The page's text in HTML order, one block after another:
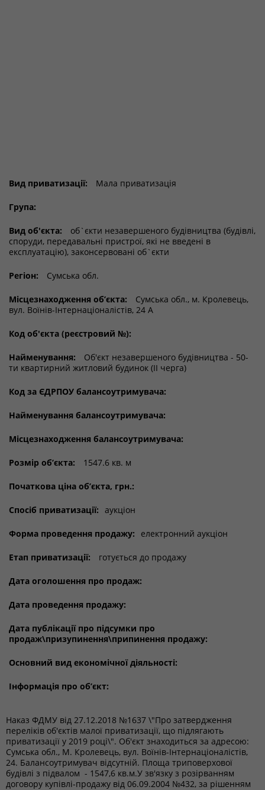
Вид приватизації: Мала приватизація
Група:
Вид об'єкта:
об`єкти незавершеного будівництва (будівлі,
споруди, передавальні пристрої, які не введені в
експлуатацію), законсервовані об`єкти
Регіон: Сумська обл.
Місцезнаходження об’єкта:
Сумська обл., м. Кролевець,
вул. Воїнів-Інтернаціоналістів, 24 А
Код об'єкта (реєстровий №):
Найменування:
Об'єкт незавершеного будівництва - 50-
ти квартирний житловий будинок (ІІ черга)
Код за ЄДРПОУ балансоутримувача:
Найменування балансоутримувача:
Місцезнаходження балансоутримувача:
Розмір об’єкта: 1547.6 кв. м
Початкова ціна об’єкта, грн.:
Спосіб приватизації: аукціон
Форма проведення продажу: електронний аукціон
Етап приватизації: готується до продажу
Дата оголошення про продаж:
Дата проведення продажу:
Дата публікації про підсумки про
продаж\призупинення\припинення продажу:
Основний вид економічної діяльності:
Інформація про об’єкт:
Наказ ФДМУ від 27.12.2018 №1637 \"Про затвердження
переліків об'єктів малої приватизації, що підлягають
приватизації у 2019 році\". Об'єкт знаходиться за адресою:
Сумська обл., М. Кролевець, вул. Воїнів-Інтернаціоналістів,
24. Балансоутримувач відсутній. Площа триповерхової
будівлі з підвалом - 1547,6 кв.м.У зв'язку з розірванням
договору купівлі-продажу від 06.09.2004 №432, за рішенням